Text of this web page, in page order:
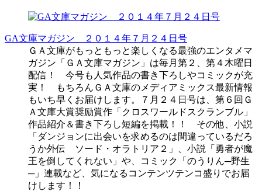
GA文庫マガジン ２０１４年７月２４日号
ＧＡ文庫がもっともっと楽しくなる最強のエンタメマ
ガジン「ＧＡ文庫マガジン」は毎月第２、第４木曜日
配信！ 今号も人気作品の書き下ろしやコミックが充
実！ もちろんＧＡ文庫のメディアミックス最新情報
もいち早くお届けします。７月２４日号は、第６回Ｇ
Ａ文庫大賞奨励賞作「クロスワールドスクランブル」
作品紹介＆書き下ろし短編を掲載！！ その他、小説
「ダンジョンに出会いを求めるのは間違っているだろ
うか外伝 ソード・オラトリア２」、小説「勇者が魔
王を倒してくれない」や、コミック「のうりん─野生
─」連載など、気になるコンテンツテンコ盛りでお届
けします！！